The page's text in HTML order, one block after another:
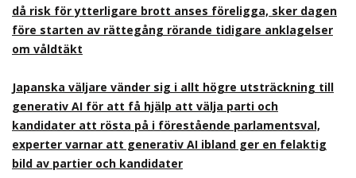
då risk för ytterligare brott anses föreligga, sker dagen
före starten av rättegång rörande tidigare anklagelser
om våldtäkt
Japanska väljare vänder sig i allt högre utsträckning till
generativ AI för att få hjälp att välja parti och
kandidater att rösta på i förestående parlamentsval,
experter varnar att generativ AI ibland ger en felaktig
bild av partier och kandidater